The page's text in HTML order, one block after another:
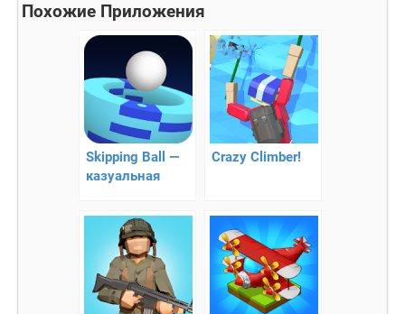
Похожие Приложения
Skipping Ball —
казуальная
Crazy Climber!